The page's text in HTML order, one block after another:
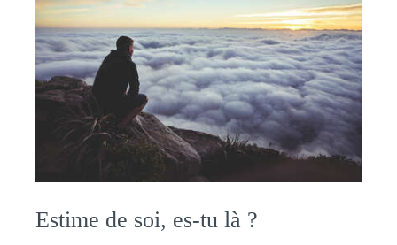
Estime de soi, es-tu là ?